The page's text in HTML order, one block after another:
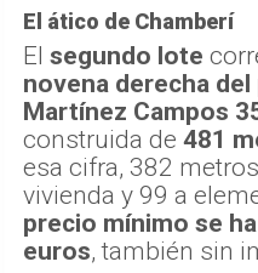
El ático de Chamberí
El segundo lote
novena derecha
Martínez Campos
construida de 481
esa cifra, 382
vivienda y 99 a
precio mínimo se
euros, también sin